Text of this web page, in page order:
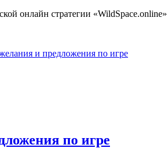
онлайн стратегии «WildSpace.online»
и предложения по игре
по игре